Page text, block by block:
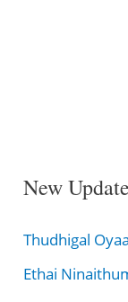
New Update
Thudhigal
Ethai